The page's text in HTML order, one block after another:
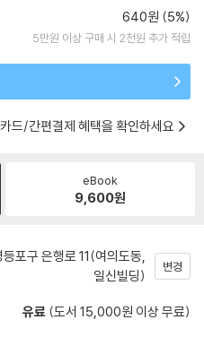
640원 (5%)
5만원 이상 구매 시 2천원 추가 적립
카드/간편결제 혜택을 확인하세요
eBook
9,600원
포구 은행로 11(여의도동,
일신빌딩)
변경
유료 (도서 15,000원 이상 무료)